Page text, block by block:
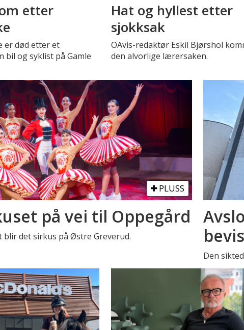
etter
er død etter et
bil og syklist på Gamle
Hat og hyllest etter
sjokksak
OAvis-redaktør Eskil Bjørshol
den alvorlige lærersaken.
PLUSS
på vei til Oppegård
blir det sirkus på Østre Greverud.
Den